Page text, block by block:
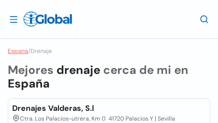
Espana/Drenaje
Mejores drenaje cerca de mi en
España
Drenajes Valderas, S.l
Ctra. Los Palacios-utrera, Km 0 41720 Palacios Y | Sevilla